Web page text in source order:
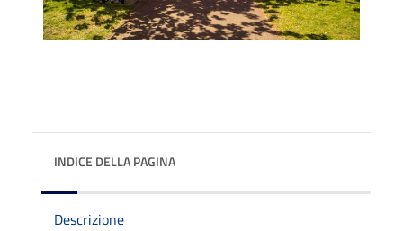
INDICE DELLA PAGINA
Descrizione